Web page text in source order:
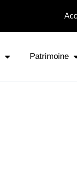
Patrimoine